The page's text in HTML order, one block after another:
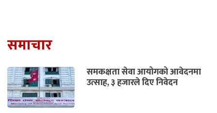
समाचार
समकक्षता सेवा आयोगको आवेदनमा
उत्साह, ३ हजारले दिए निवेदन